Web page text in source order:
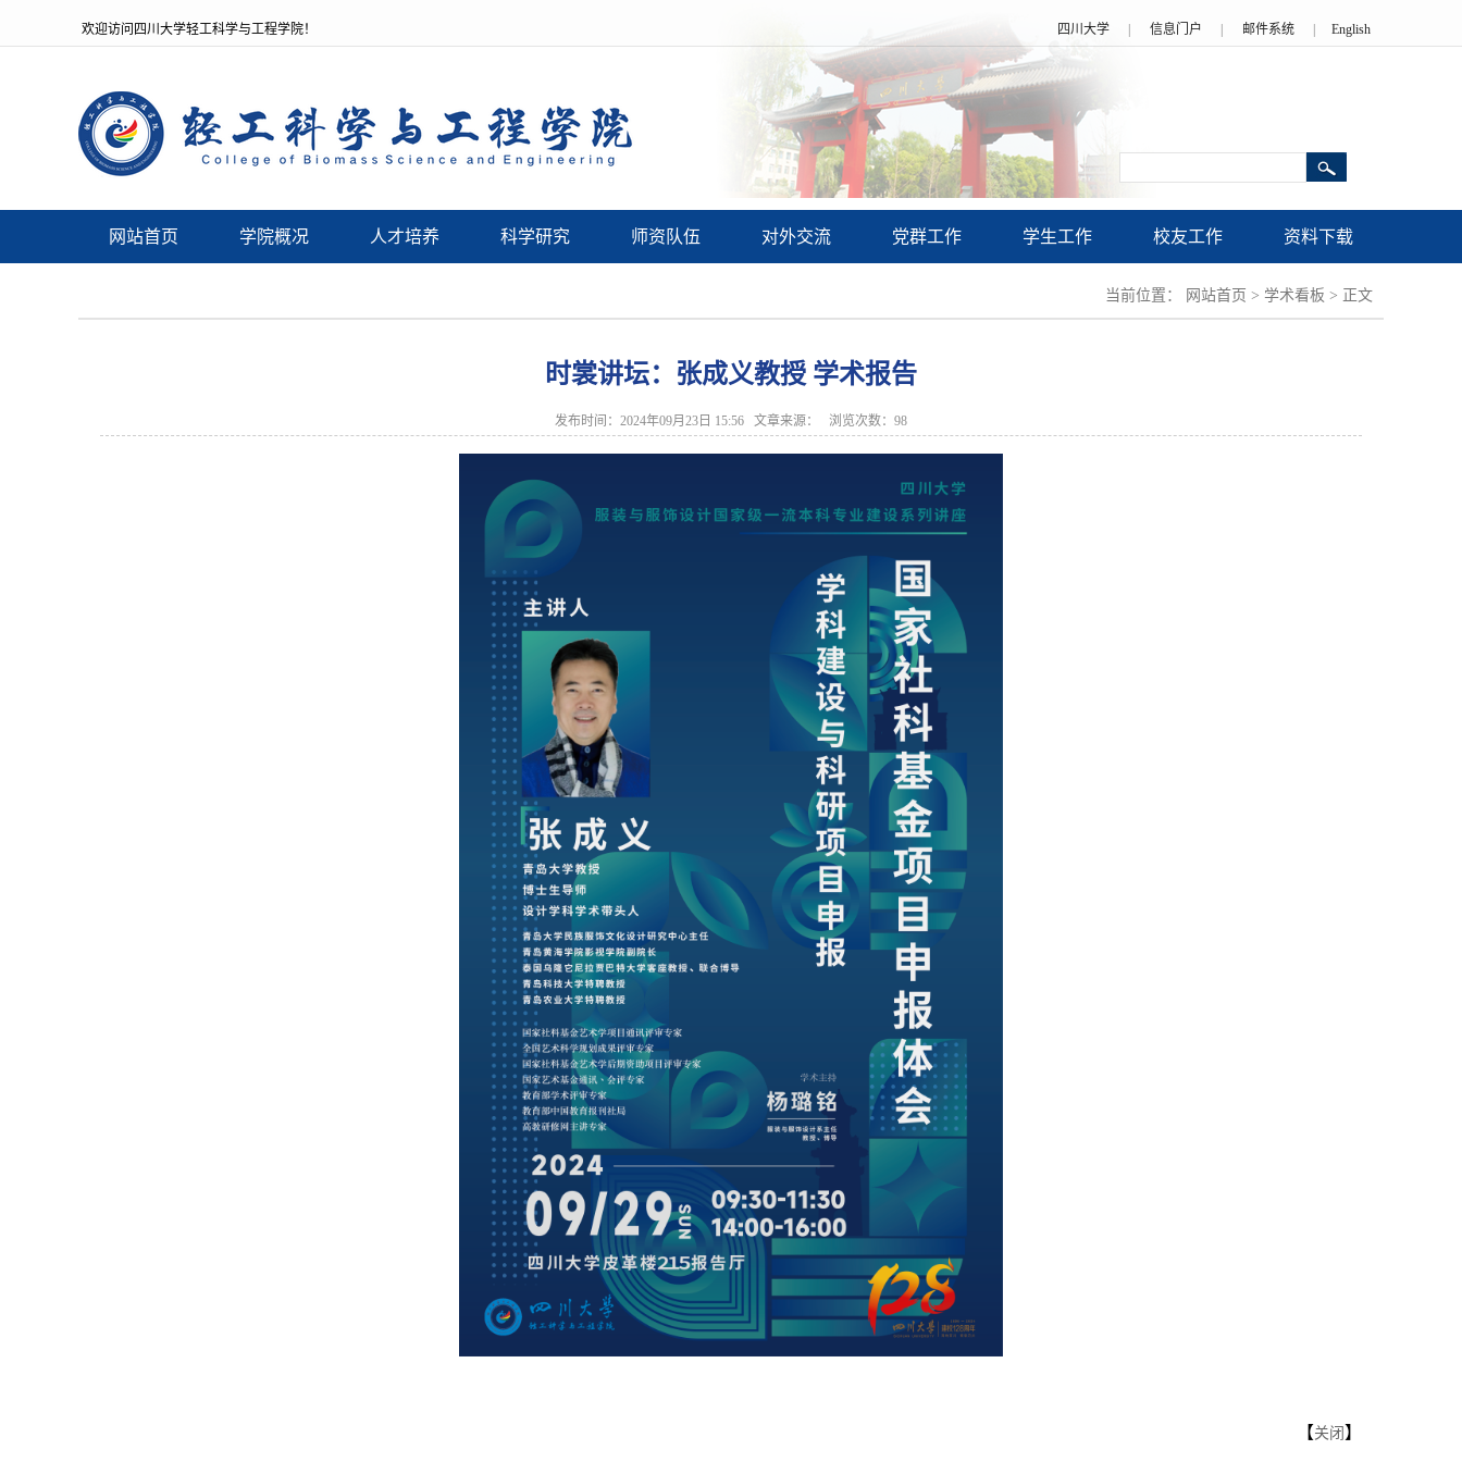
欢迎访问四川大学轻工科学与工程学院！ 四川大学 信息门户 邮件系统 English
网站首页 学院概况 人才培养 科学研究 师资队伍 对外交流 党群工作 学生工作 校友工作 资料下载
当前位置： 网站首页 > 学术看板 > 正文
时裳讲坛：张成义教授 学术报告
发布时间：2024年09月23日 15:56 文章来源： 浏览次数： 98
【关闭 】